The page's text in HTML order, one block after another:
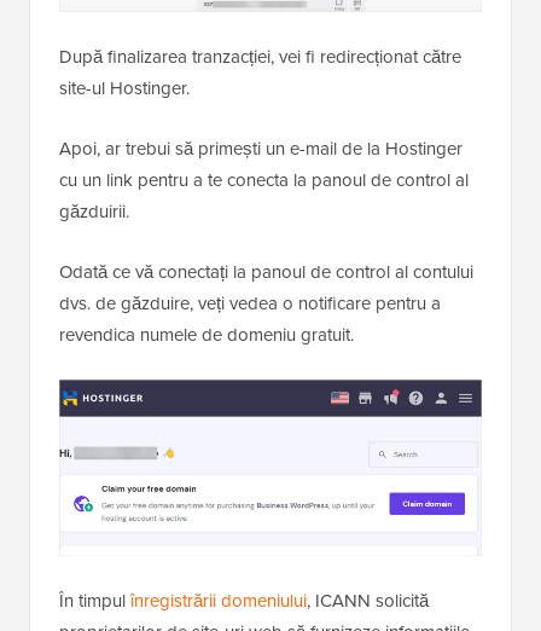
După finalizarea tranzacției, vei fi redirecționat către
site-ul Hostinger.
Apoi, ar trebui să primești un e-mail de la Hostinger
cu un link pentru a te conecta la panoul de control al
găzduirii.
Odată ce vă conectați la panoul de control al contului
dvs. de găzduire, veți vedea o notificare pentru a
revendica numele de domeniu gratuit.
În timpulînregistrării domeniului, ICANN solicită